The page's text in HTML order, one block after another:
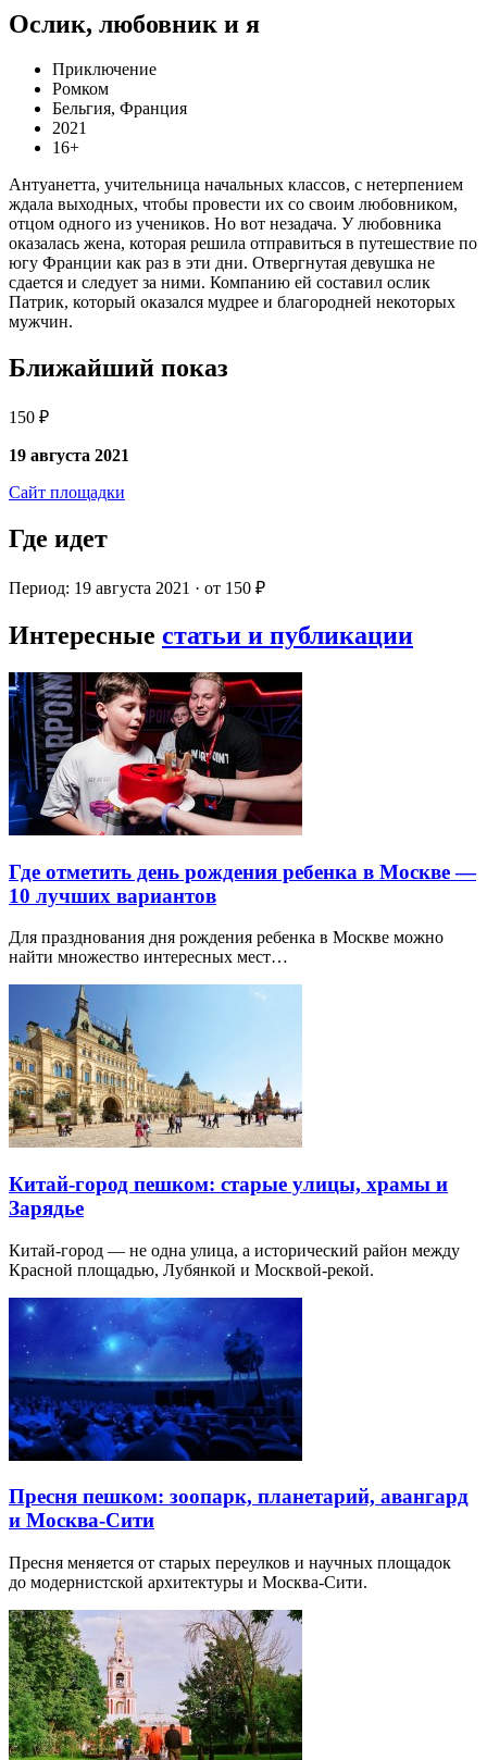
Ослик, любовник и я
Приключение
Ромком
Бельгия, Франция
2021
16+
Антуанетта, учительница начальных классов, с нетерпением
ждала выходных, чтобы провести их со своим любовником,
отцом одного из учеников. Но вот незадача. У любовника
оказалась жена, которая решила отправиться в путешествие по
югу Франции как раз в эти дни. Отвергнутая девушка не
сдается и следует за ними. Компанию ей составил ослик
Патрик, который оказался мудрее и благородней некоторых
мужчин.
Ближайший показ
150 ₽
19 августа 2021
Сайт площадки
Где идет
Период: 19 августа 2021 · от 150 ₽
Интересные статьи и публикации
Где отметить день рождения ребенка в Москве —
10 лучших вариантов
Для празднования дня рождения ребенка в Москве можно
найти множество интересных мест…
Китай-город пешком: старые улицы, храмы и
Зарядье
Китай-город — не одна улица, а исторический район между
Красной площадью, Лубянкой и Москвой-рекой.
Пресня пешком: зоопарк, планетарий, авангард
и Москва-Сити
Пресня меняется от старых переулков и научных площадок
до модернистской архитектуры и Москва-Сити.